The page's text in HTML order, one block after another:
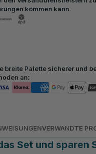
kommen kann.
breite Palette sicherer und
an:
VERWANDTE
Set und sparen